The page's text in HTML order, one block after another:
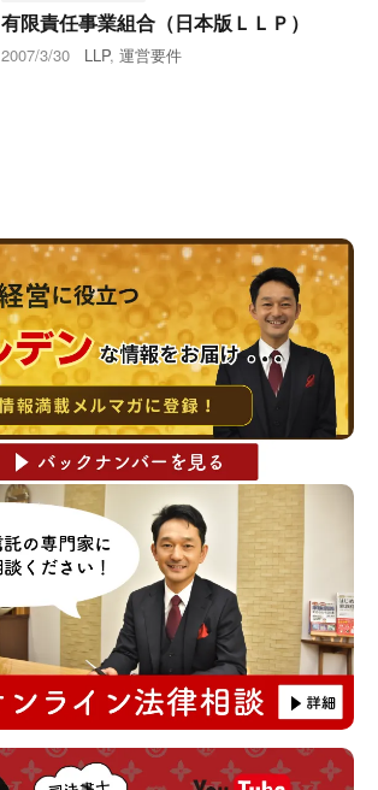
有限責任事業組合（日本版ＬＬＰ）
2007/3/30 LLP, 運営要件